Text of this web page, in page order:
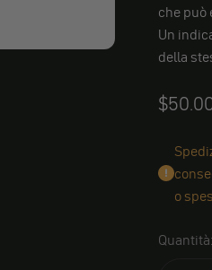
che può
Un
della
o
Quantità: